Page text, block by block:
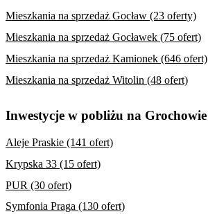
Mieszkania na sprzedaż Gocław (23 oferty)
Mieszkania na sprzedaż Gocławek (75 ofert)
Mieszkania na sprzedaż Kamionek (646 ofert)
Mieszkania na sprzedaż Witolin (48 ofert)
Inwestycje w pobliżu na Grochowie
Aleje Praskie (141 ofert)
Krypska 33 (15 ofert)
PUR (30 ofert)
Symfonia Praga (130 ofert)